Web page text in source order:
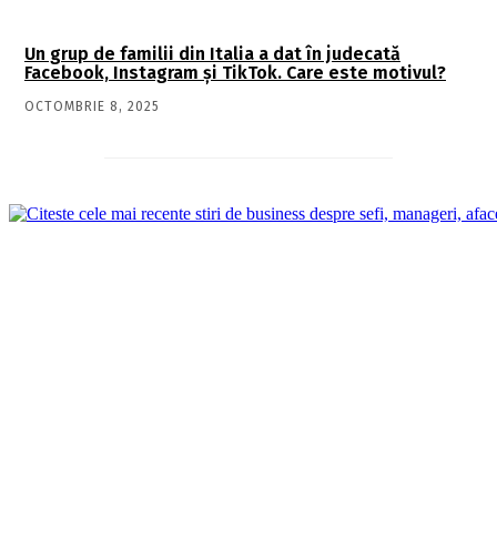
Un grup de familii din Italia a dat în judecată
Facebook, Instagram și TikTok. Care este motivul?
OCTOMBRIE 8, 2025